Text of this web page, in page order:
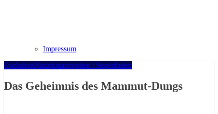
Impressum
EvolutionNaturkatastrophen / Superfluten
Das Geheimnis des Mammut-Dungs